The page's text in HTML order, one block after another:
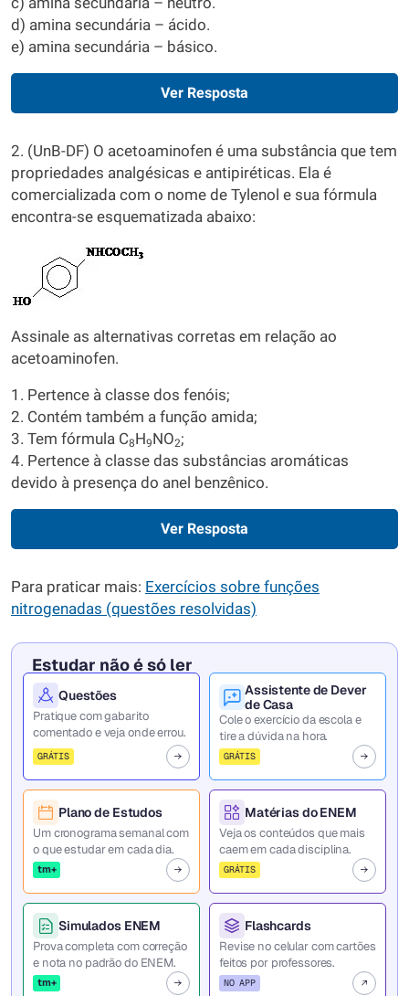
d) amina secundária – ácido.
e) amina secundária – básico.
Ver Resposta
2. (UnB-DF) O acetoaminofen é uma substância que tem
propriedades analgésicas e antipiréticas. Ela é
comercializada com o nome de Tylenol e sua fórmula
encontra-se esquematizada abaixo:
Assinale as alternativas corretas em relação ao
acetoaminofen.
1. Pertence à classe dos fenóis;
2. Contém também a função amida;
3. Tem fórmula C8H9NO2;
4. Pertence à classe das substâncias aromáticas
devido à presença do anel benzênico.
Ver Resposta
Para praticar mais: Exercícios sobre funções
nitrogenadas (questões resolvidas)
Estudar não é só ler
Questões
Pratique com gabarito
comentado e veja onde errou.
GRÁTIS
Assistente de Dever
de Casa
Cole o exercício da escola e
tire a dúvida na hora.
GRÁTIS
Plano de Estudos
Um cronograma semanal com
o que estudar em cada dia.
tm+
Matérias do ENEM
Veja os conteúdos que mais
caem em cada disciplina.
GRÁTIS
Simulados ENEM
Prova completa com correção
e nota no padrão do ENEM.
tm+
Flashcards
Revise no celular com cartões
feitos por professores.
NO APP